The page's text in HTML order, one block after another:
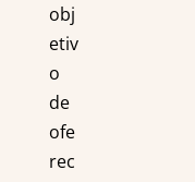
obj
etiv
o
de
ofe
rec